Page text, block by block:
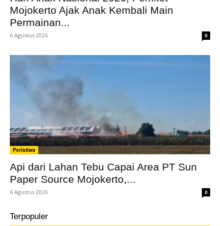
Mojokerto Ajak Anak Kembali Main
Permainan...
6 Agustus 2026 0
Peristiwa
Api dari Lahan Tebu Capai Area PT Sun
Paper Source Mojokerto,...
6 Agustus 2026 0
Terpopuler